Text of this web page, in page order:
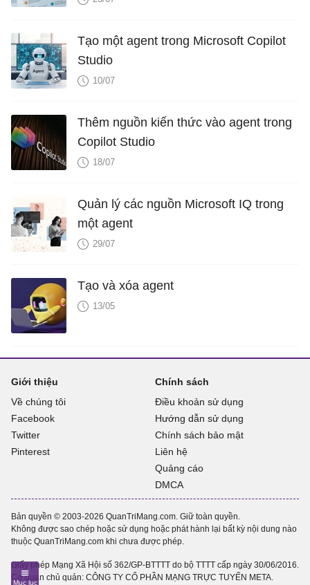
Tạo một agent trong Microsoft Copilot
Studio
10/07
Thêm nguồn kiến ​​thức vào agent trong
Copilot Studio
18/07
Quản lý các nguồn Microsoft IQ trong
một agent
29/07
Tạo và xóa agent
13/05
Giới thiệu
Về chúng tôi
Facebook
Twitter
Pinterest
Chính sách
Điều khoản sử dụng
Hướng dẫn sử dụng
Chính sách bảo mật
Liên hệ
Quảng cáo
DMCA
Bản quyền © 2003-2026 QuanTriMang.com. Giữ toàn quyền.
Không được sao chép hoặc sử dụng hoặc phát hành lại bất kỳ nội dung nào
thuộc QuanTriMang.com khi chưa được phép.
Giấy phép Mạng Xã Hội số 362/GP-BTTTT do bộ TTTT cấp ngày 30/06/2016.
Cơ quan chủ quản: CÔNG TY CỔ PHẦN MẠNG TRỰC TUYẾN META.